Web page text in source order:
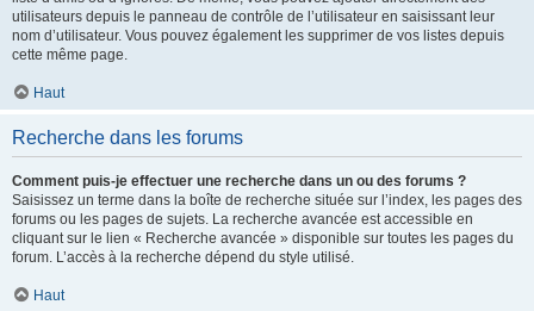
utilisateurs depuis le panneau de contrôle de l’utilisateur en saisissant leur
nom d’utilisateur. Vous pouvez également les supprimer de vos listes depuis
cette même page.
Haut
Recherche dans les forums
Comment puis-je effectuer une recherche dans un ou des forums ?
Saisissez un terme dans la boîte de recherche située sur l’index, les pages des
forums ou les pages de sujets. La recherche avancée est accessible en
cliquant sur le lien « Recherche avancée » disponible sur toutes les pages du
forum. L’accès à la recherche dépend du style utilisé.
Haut